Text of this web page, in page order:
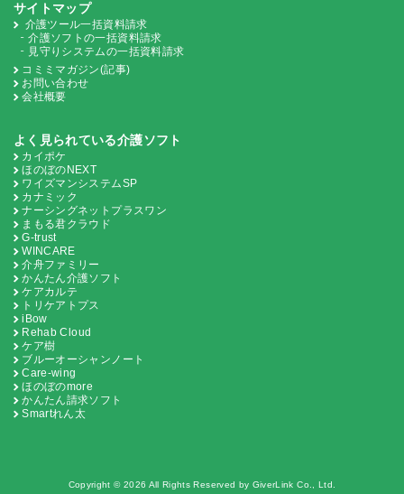
サイトマップ
介護ツール一括資料請求
介護ソフトの一括資料請求
見守りシステムの一括資料請求
コミミマガジン(記事)
お問い合わせ
会社概要
よく見られている介護ソフト
カイポケ
ほのぼのNEXT
ワイズマンシステムSP
カナミック
ナーシングネットプラスワン
まもる君クラウド
G-trust
WINCARE
介舟ファミリー
かんたん介護ソフト
ケアカルテ
トリケアトプス
iBow
Rehab Cloud
ケア樹
ブルーオーシャンノート
Care-wing
ほのぼのmore
かんたん請求ソフト
Smartれん太
Copyright © 2026 All Rights Reserved by GiverLink Co., Ltd.